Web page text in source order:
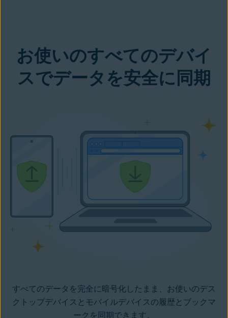
お使いのすべてのデバイ
スでデータを安全に同期
すべてのデータを完全に暗号化したまま、お使いのデス
クトップデバイスとモバイルデバイスの履歴とブックマ
ークを同期できます。